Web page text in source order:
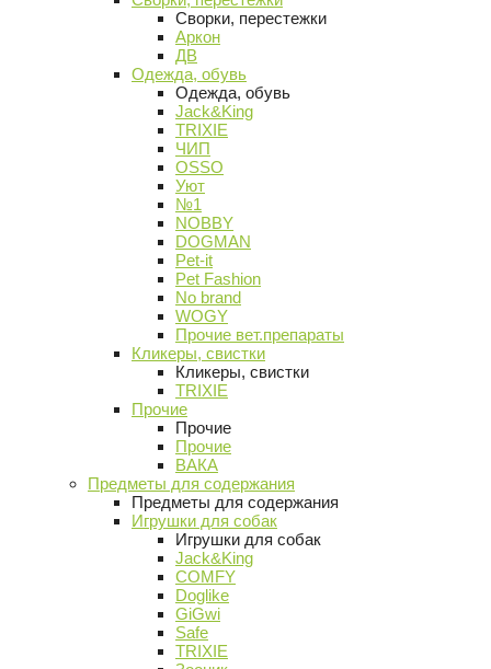
Сворки, перестежки
Аркон
ДВ
Одежда, обувь
Одежда, обувь
Jack&King
TRIXIE
ЧИП
OSSO
Уют
№1
NOBBY
DOGMAN
Pet-it
Pet Fashion
No brand
WOGY
Прочие вет.препараты
Кликеры, свистки
Кликеры, свистки
TRIXIE
Прочие
Прочие
Прочие
ВАКА
Предметы для содержания
Предметы для содержания
Игрушки для собак
Игрушки для собак
Jack&King
COMFY
Doglike
GiGwi
Safe
TRIXIE